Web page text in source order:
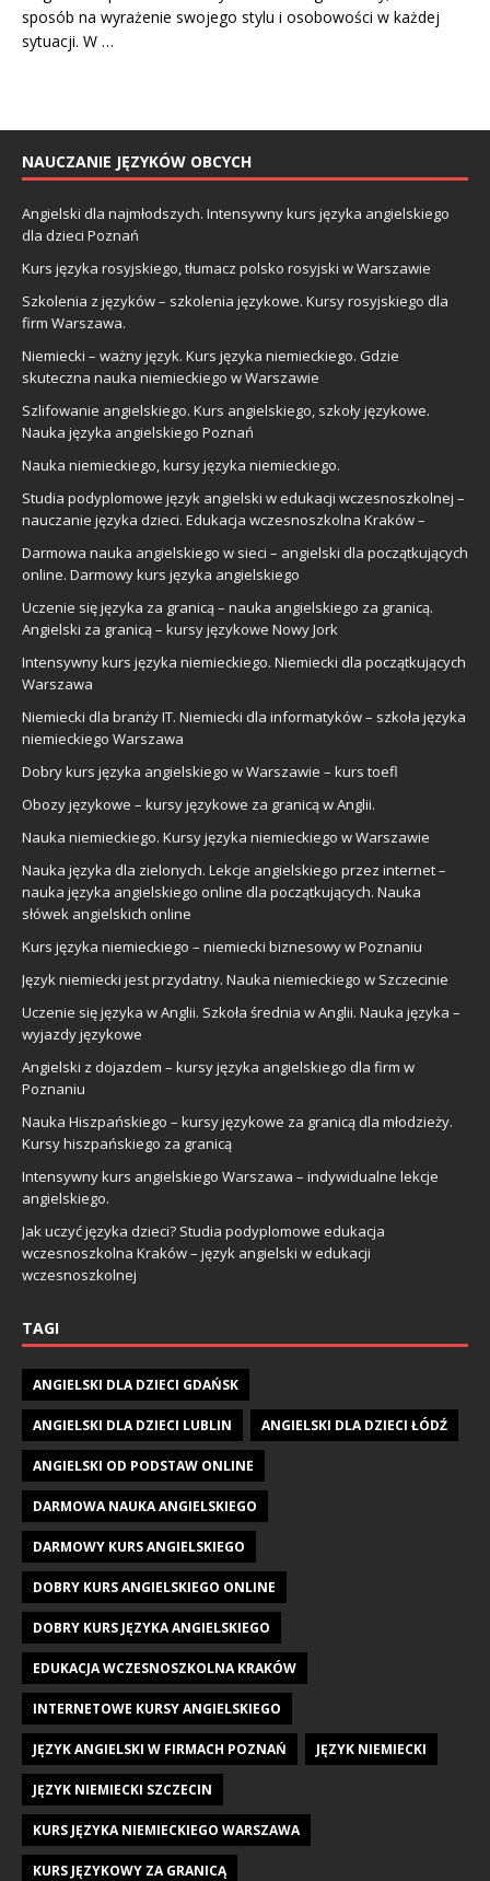
sposób na wyrażenie swojego stylu i osobowości w każdej
sytuacji. W …
NAUCZANIE JĘZYKÓW OBCYCH
Angielski dla najmłodszych. Intensywny kurs języka angielskiego
dla dzieci Poznań
Kurs języka rosyjskiego, tłumacz polsko rosyjski w Warszawie
Szkolenia z języków – szkolenia językowe. Kursy rosyjskiego dla
firm Warszawa.
Niemiecki – ważny język. Kurs języka niemieckiego. Gdzie
skuteczna nauka niemieckiego w Warszawie
Szlifowanie angielskiego. Kurs angielskiego, szkoły językowe.
Nauka języka angielskiego Poznań
Nauka niemieckiego, kursy języka niemieckiego.
Studia podyplomowe język angielski w edukacji wczesnoszkolnej –
nauczanie języka dzieci. Edukacja wczesnoszkolna Kraków –
Darmowa nauka angielskiego w sieci – angielski dla początkujących
online. Darmowy kurs języka angielskiego
Uczenie się języka za granicą – nauka angielskiego za granicą.
Angielski za granicą – kursy językowe Nowy Jork
Intensywny kurs języka niemieckiego. Niemiecki dla początkujących
Warszawa
Niemiecki dla branży IT. Niemiecki dla informatyków – szkoła języka
niemieckiego Warszawa
Dobry kurs języka angielskiego w Warszawie – kurs toefl
Obozy językowe – kursy językowe za granicą w Anglii.
Nauka niemieckiego. Kursy języka niemieckiego w Warszawie
Nauka języka dla zielonych. Lekcje angielskiego przez internet –
nauka języka angielskiego online dla początkujących. Nauka
słówek angielskich online
Kurs języka niemieckiego – niemiecki biznesowy w Poznaniu
Język niemiecki jest przydatny. Nauka niemieckiego w Szczecinie
Uczenie się języka w Anglii. Szkoła średnia w Anglii. Nauka języka –
wyjazdy językowe
Angielski z dojazdem – kursy języka angielskiego dla firm w
Poznaniu
Nauka Hiszpańskiego – kursy językowe za granicą dla młodzieży.
Kursy hiszpańskiego za granicą
Intensywny kurs angielskiego Warszawa – indywidualne lekcje
angielskiego.
Jak uczyć języka dzieci? Studia podyplomowe edukacja
wczesnoszkolna Kraków – język angielski w edukacji
wczesnoszkolnej
TAGI
ANGIELSKI DLA DZIECI GDAŃSK
ANGIELSKI DLA DZIECI LUBLIN ANGIELSKI DLA DZIECI ŁÓDŹ
ANGIELSKI OD PODSTAW ONLINE
DARMOWA NAUKA ANGIELSKIEGO
DARMOWY KURS ANGIELSKIEGO
DOBRY KURS ANGIELSKIEGO ONLINE
DOBRY KURS JĘZYKA ANGIELSKIEGO
EDUKACJA WCZESNOSZKOLNA KRAKÓW
INTERNETOWE KURSY ANGIELSKIEGO
JĘZYK ANGIELSKI W FIRMACH POZNAŃ JĘZYK NIEMIECKI
JĘZYK NIEMIECKI SZCZECIN
KURS JĘZYKA NIEMIECKIEGO WARSZAWA
KURS JĘZYKOWY ZA GRANICĄ